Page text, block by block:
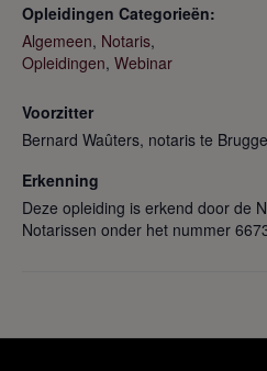
Opleidingen Categorieën:
Algemeen, Notaris,
Opleidingen, Webinar
Voorzitter
Bernard Waûters, notaris te Brugge
Erkenning
Deze opleiding is erkend door de
Notarissen onder het nummer